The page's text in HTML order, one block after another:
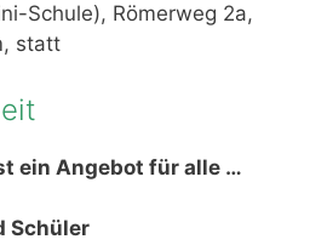
Schule), Römerweg 2a,
statt
ein Angebot für alle …
Schüler